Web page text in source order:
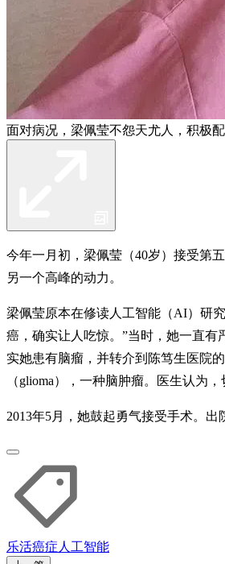
面对病况，梁佩莹不怨天尤人，积极
今年一月初，梁佩莹（40岁）接受第
另一个高峰的动力。
梁佩莹原本在修读人工智能（AI）研
癌，确实让人吃惊。”当时，她一直
实她患有脑瘤，并转介到陈笃生医院
（glioma），一种脑肿瘤。医生认为
2013年5月，她鼓起勇气接受手术。
乐活癌症 人工智能